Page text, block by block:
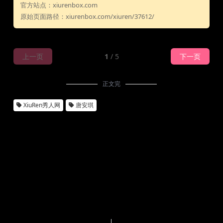
官方站点：xiurenbox.com
原始页面路径：xiurenbox.com/xiuren/37612/
上一页 1 / 5 下一页
正文完
XiuRen秀人网 唐安琪